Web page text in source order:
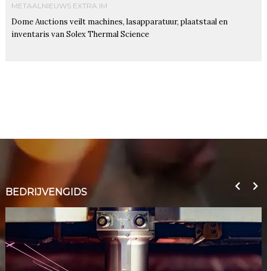
METAALNIEUWS EXTRA IM
Dome Auctions veilt machines, lasapparatuur, plaatstaal en
inventaris van Solex Thermal Science
BEDRIJVENGIDS